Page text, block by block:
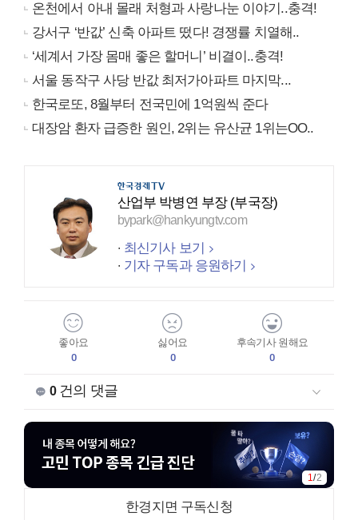
온천에서 아내 몰래 처형과 사랑나눈 이야기..충격!
강서구 ‘반값’ 신축 아파트 떴다! 경쟁률 치열해..
‘세계서 가장 몸매 좋은 할머니’ 비결이..충격!
서울 동작구 사당 반값 최저가아파트 마지막...
한국로또, 8월부터 전국민에 1억원씩 준다
대장암 환자 급증한 원인, 2위는 유산균 1위는OO..
산업부 박병연 부장 (부국장)
bypark@hankyungtv.com
최신기사 보기
기자 구독과 응원하기
좋아요
0
싫어요
0
후속기사 원해요
0
0건의 댓글
2 /2
한경지면 구독신청